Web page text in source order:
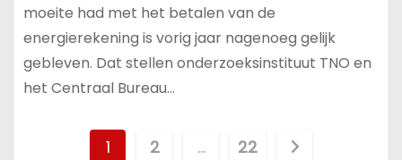
moeite had met het betalen van de
energierekening is vorig jaar nagenoeg gelijk
gebleven. Dat stellen onderzoeksinstituut TNO en
het Centraal Bureau…
1 2 … 22